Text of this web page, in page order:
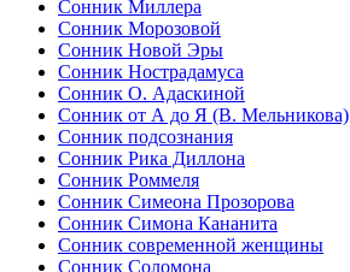
Сонник Миллера
Сонник Морозовой
Сонник Новой Эры
Сонник Нострадамуса
Сонник О. Адаскиной
Сонник от А до Я (В. Мельникова)
Сонник подсознания
Сонник Рика Диллона
Сонник Роммеля
Сонник Симеона Прозорова
Сонник Симона Кананита
Сонник современной женщины
Сонник Соломона